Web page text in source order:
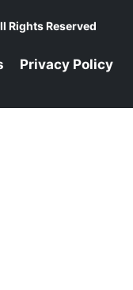
Rights Reserved
Privacy Policy